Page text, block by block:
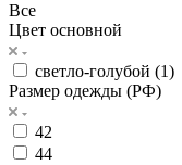
Все
Цвет основной
светло-голубой (1)
Размер одежды (РФ)
42
44